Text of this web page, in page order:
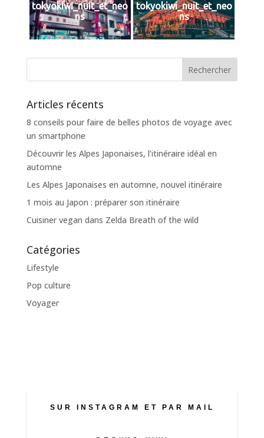
tokyokiwi_nuit_et_neo
ns
tokyokiwi_nuit_et_neo
ns
Articles récents
8 conseils pour faire de belles photos de voyage avec
un smartphone
Découvrir les Alpes Japonaises, l’itinéraire idéal en
automne
Les Alpes Japonaises en automne, nouvel itinéraire
1 mois au Japon : préparer son itinéraire
Cuisiner vegan dans Zelda Breath of the wild
Catégories
Lifestyle
Pop culture
Voyager
SUR INSTAGRAM ET PAR MAIL